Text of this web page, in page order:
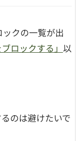
クの一覧が出
ロックする」 以
のは避けたいで